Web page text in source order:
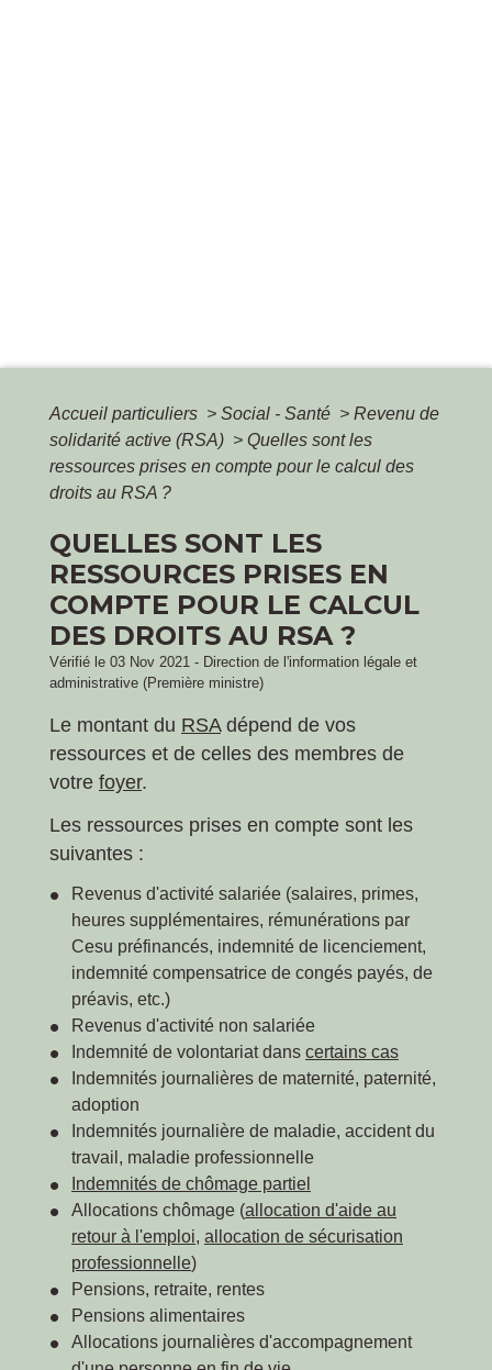
Accueil particuliers > Social - Santé > Revenu de
solidarité active (RSA) > Quelles sont les
ressources prises en compte pour le calcul des
droits au RSA ?
QUELLES SONT LES
RESSOURCES PRISES EN
COMPTE POUR LE CALCUL
DES DROITS AU RSA ?
Vérifié le 03 Nov 2021 - Direction de l'information légale et
administrative (Première ministre)
Le montant du RSAdépend de vos
ressources et de celles des membres de
votre foyer.
Les ressources prises en compte sont les
suivantes :
Revenus d'activité salariée (salaires, primes,
heures supplémentaires, rémunérations par
Cesu préfinancés, indemnité de licenciement,
indemnité compensatrice de congés payés, de
préavis, etc.)
Revenus d'activité non salariée
Indemnité de volontariat dans certains cas
Indemnités journalières de maternité, paternité,
adoption
Indemnités journalière de maladie, accident du
travail, maladie professionnelle
Indemnités de chômage partiel
Allocations chômage (allocation d'aide au
retour à l'emploi, allocation de sécurisation
professionnelle)
Pensions, retraite, rentes
Pensions alimentaires
Allocations journalières d'accompagnement